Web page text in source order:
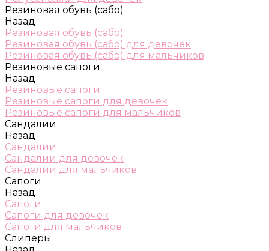
Резиновая обувь (сабо)
Назад
Резиновая обувь (сабо)
Резиновая обувь (сабо) для девочек
Резиновая обувь (сабо) для мальчиков
Резиновые сапоги
Назад
Резиновые сапоги
Резиновые сапоги для девочек
Резиновые сапоги для мальчиков
Сандалии
Назад
Сандалии
Сандалии для девочек
Сандалии для мальчиков
Сапоги
Назад
Сапоги
Сапоги для девочек
Сапоги для мальчиков
Слиперы